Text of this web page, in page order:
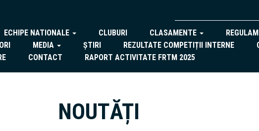
ECHIPE NATIONALE CLUBURI CLASAMENTE
MEDIA ȘTIRI REZULTATE COMPETIȚII INTERNE
CONTACT RAPORT ACTIVITATE FRTM 2025
NOUTĂȚI